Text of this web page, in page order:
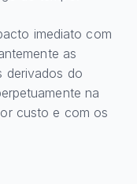
imediato com
as
derivados do
na
custo e com os